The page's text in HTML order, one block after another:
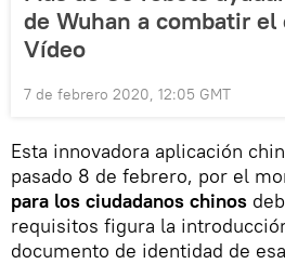
de Wuhan a combatir el
Vídeo
7 de febrero 2020, 12:05 GMT
Esta innovadora aplicación
pasado 8 de febrero, por el
para los ciudadanos chinos
requisitos figura la
documento de identidad de